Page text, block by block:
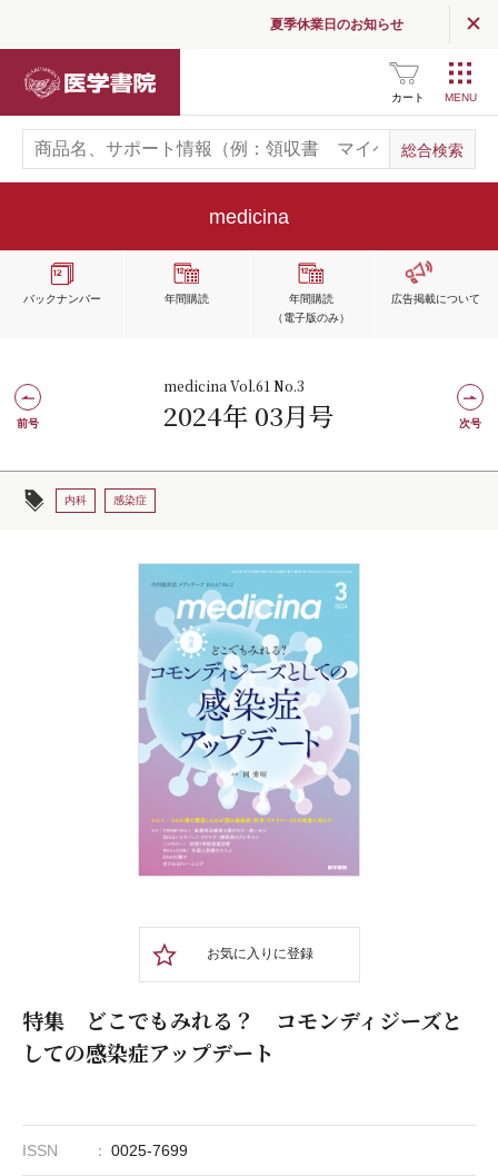
夏季休業日のお知らせ
カート
medicina
バックナンバー 年間購読
年間購読
（電子版のみ）
広告掲載について
medicina Vol.61 No.3
2024年 03月号
前号 次号
内科 感染症
お気に入りに登録
特集 どこでもみれる？ コモンディジーズと
しての感染症アップデート
ISSN 0025-7699